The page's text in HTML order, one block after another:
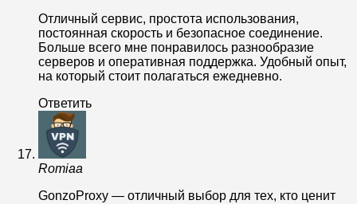
Отличный сервис, простота использования,
постоянная скорость и безопасное соединение.
Больше всего мне понравилось разнообразие
серверов и оперативная поддержка. Удобный опыт,
на который стоит полагаться ежедневно.
Ответить
Romiaa
GonzoProxy — отличный выбор для тех, кто ценит